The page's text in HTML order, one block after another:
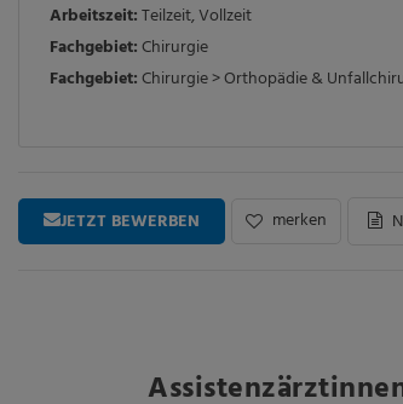
Arbeitszeit:Teilzeit,Vollzeit
Fachgebiet:Chirurgie
Fachgebiet:Chirurgie > Orthopädie &
JETZT BEWERBEN merken